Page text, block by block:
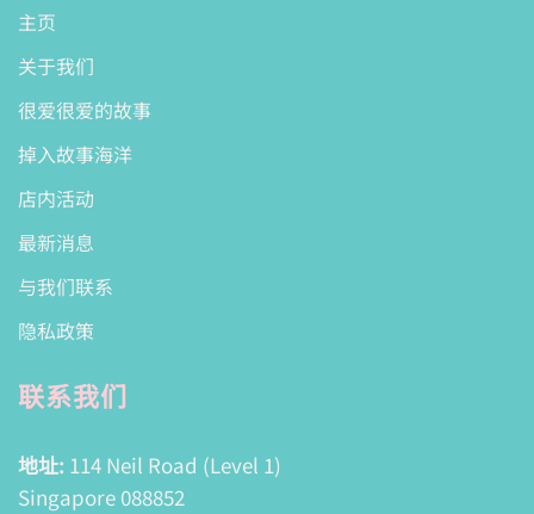
主页
关于我们
很爱很爱的故事
掉入故事海洋
店内活动
最新消息
与我们联系
隐私政策
联系我们
地址: 114 Neil Road (Level 1)
Singapore 088852